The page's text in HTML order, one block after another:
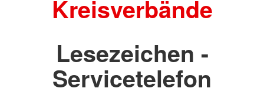
Kreisverbände
Lesezeichen -
Servicetelefon